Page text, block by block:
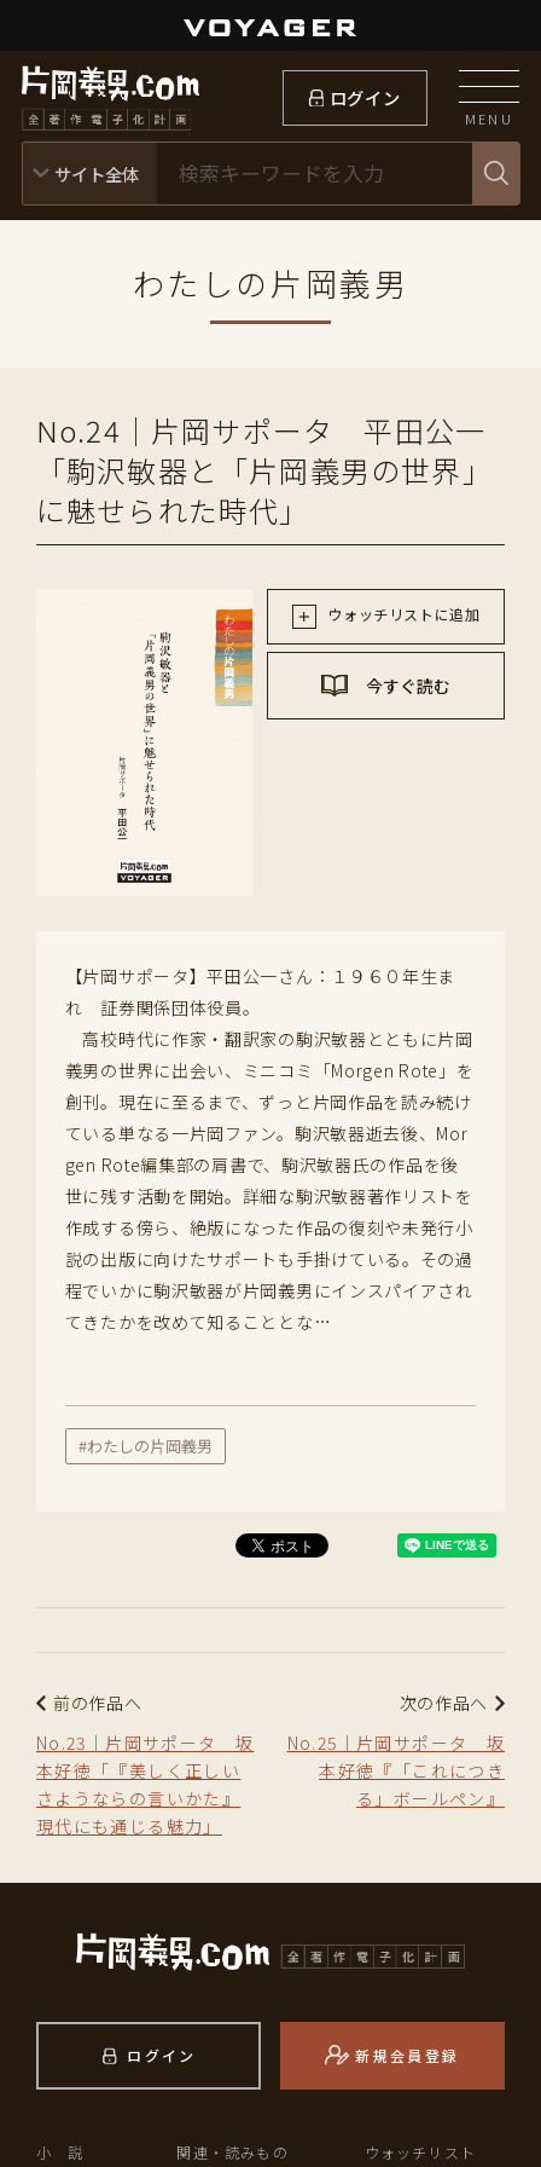
ログイン
MENU
わたしの片岡義男
No.24｜片岡サポータ 平田公一
「駒沢敏器と「片岡義男の世界」
に魅せられた時代」
ウォッチリストに追加
今すぐ読む
【片岡サポータ】平田公一さん：１９６０年生ま
れ 証券関係団体役員。
高校時代に作家・翻訳家の駒沢敏器とともに片岡
義男の世界に出会い、ミニコミ「Morgen Rote」を
創刊。現在に至るまで、ずっと片岡作品を読み続け
ている単なる一片岡ファン。駒沢敏器逝去後、Mor
gen Rote編集部の肩書で、駒沢敏器氏の作品を後
世に残す活動を開始。詳細な駒沢敏器著作リストを
作成する傍ら、絶版になった作品の復刻や未発行小
説の出版に向けたサポートも手掛けている。その過
程でいかに駒沢敏器が片岡義男にインスパイアされ
てきたかを改めて知ることとな…
#わたしの片岡義男
前の作品へ
No.23｜片岡サポータ 坂
本好徳「『美しく正しい
さようならの言いかた』
現代にも通じる魅力」
次の作品へ
No.25｜片岡サポータ 坂
本好徳『「これにつき
る」ボールペン』
ログイン 新規会員登録
小 説 関連・読みもの ウォッチリスト